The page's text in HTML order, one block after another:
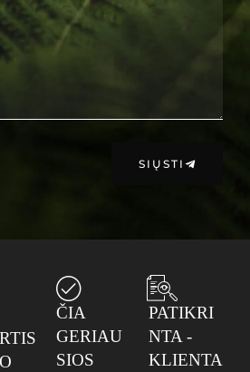
SIŲSTI
ČIA
GERIAU
SIOS
PATIKRI
NTA -
KLIENTA